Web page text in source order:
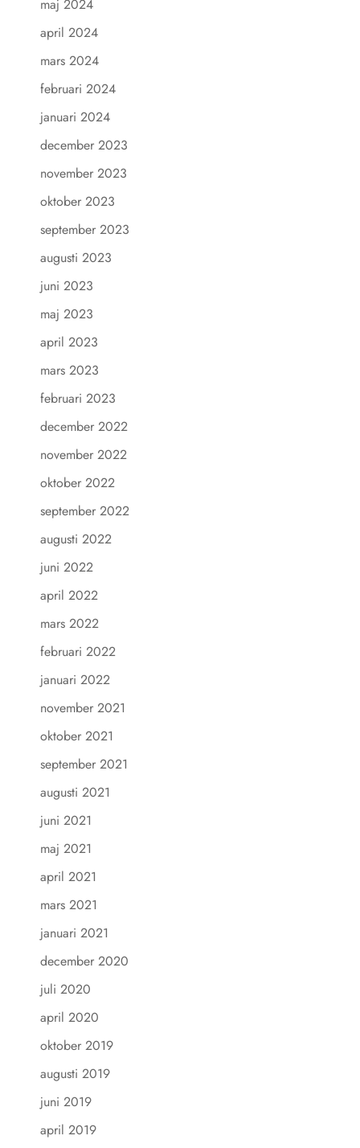
maj 2024
april 2024
mars 2024
februari 2024
januari 2024
december 2023
november 2023
oktober 2023
september 2023
augusti 2023
juni 2023
maj 2023
april 2023
mars 2023
februari 2023
december 2022
november 2022
oktober 2022
september 2022
augusti 2022
juni 2022
april 2022
mars 2022
februari 2022
januari 2022
november 2021
oktober 2021
september 2021
augusti 2021
juni 2021
maj 2021
april 2021
mars 2021
januari 2021
december 2020
juli 2020
april 2020
oktober 2019
augusti 2019
juni 2019
april 2019